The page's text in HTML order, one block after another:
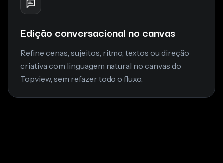
Edição conversacional no canvas
Refine cenas, sujeitos, ritmo, textos ou direção
criativa com linguagem natural no canvas do
Topview, sem refazer todo o fluxo.